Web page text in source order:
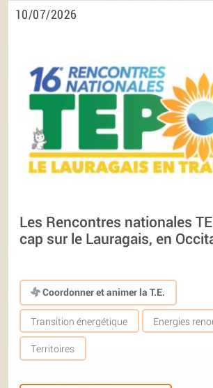
10/07/2026
Les Rencontres nationales
cap sur le Lauragais, en
Coordonner et animer la T.E.
Transition énergétique Energies
Territoires